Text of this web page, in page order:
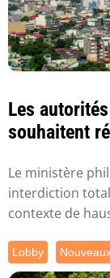
Les
souhaitent
Le ministère
interdiction
contexte de
Lobby